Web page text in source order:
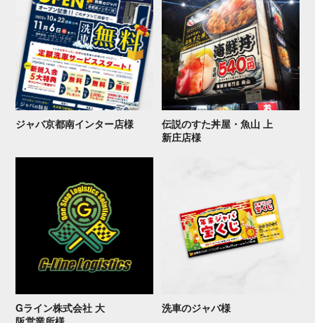
ジャバ京都南イン タ ー 店 様
伝説のすた丼屋・魚山 上
新 庄 店 様
Gライン株式会社 大
洗車の ジ ャ バ 様